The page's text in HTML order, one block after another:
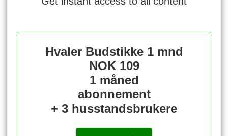
Hvaler Budstikke 1 mnd
NOK 109
1 måned
abonnement
+ 3 husstandsbrukere